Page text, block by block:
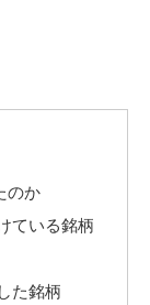
のか
ている銘柄
た銘柄